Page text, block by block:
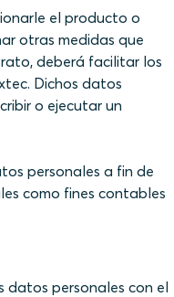
el producto o
otras medidas que
deberá facilitar los
Dichos datos
o ejecutar un
personales a fin de
como fines contables
datos personales con el